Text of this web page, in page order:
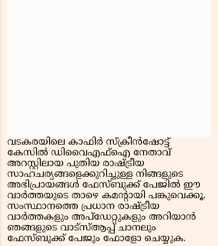
വടകരയിലെ കാഫിർ സ്ക്രീൻഷോട്ട്
കേസിൽ ഡിവൈഎഫ്ഐ നേതാവ്
അറസ്റ്റിലായ പുതിയ രാഷ്ട്രീയ
സാഹചര്യങ്ങളെക്കുറിച്ചുള്ള നിങ്ങളുടെ
അഭിപ്രായങ്ങൾ ഫേസ്ബുക്ക് പേജില്‍ ഈ
വാര്‍ത്തയുടെ താഴെ കമന്‍റായി പങ്കുവെക്കൂ.
സംസ്ഥാനത്തെ പ്രധാന രാഷ്ട്രീയ
വാർത്തകളും അപ്ഡേറ്റുകളും അറിയാൻ
ഞങ്ങളുടെ വാട്സ്ആപ്പ് ചാനലും
ഫേസ്ബുക്ക് പേജും ഫോളോ ചെയ്യുക.